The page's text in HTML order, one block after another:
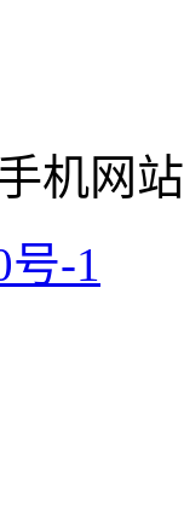
机网
号-1